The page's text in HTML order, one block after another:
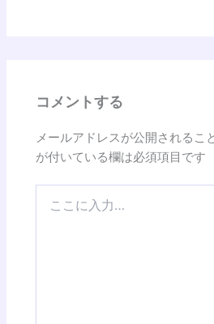
コメントする
メールアドレスが公開されるこ
が付いている欄は必須項目です